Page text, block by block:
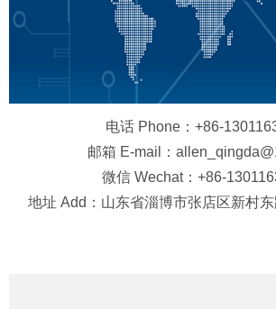
电话 Phone：+86-
邮箱 E-mail：
微信 Wechat：+86-
地址 Add：山东省淄博市张店区新村